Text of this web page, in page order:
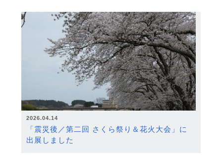
2026.04.14
「震災後／第二回 さくら祭り＆花火大会」に
出展しました